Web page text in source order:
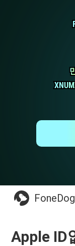
FoneDog
Apple ID